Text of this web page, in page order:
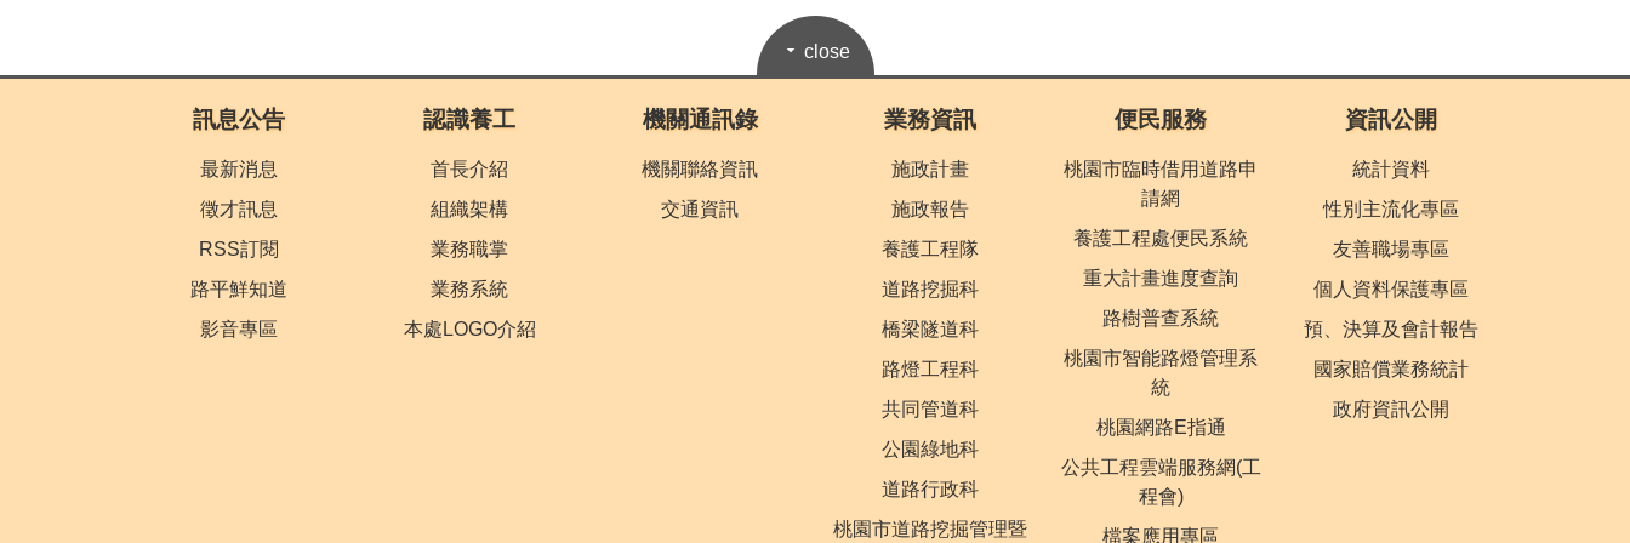
close
訊息公告
最新消息
徵才訊息
RSS訂閱
路平鮮知道
影音專區
認識養工
首長介紹
組織架構
業務職掌
業務系統
本處LOGO介紹
機關通訊錄
機關聯絡資訊
交通資訊
業務資訊
施政計畫
施政報告
養護工程隊
道路挖掘科
橋梁隧道科
路燈工程科
共同管道科
公園綠地科
道路行政科
桃園市道路挖掘管理暨
便民服務
桃園市臨時借用道路申
請網
養護工程處便民系統
重大計畫進度查詢
路樹普查系統
桃園市智能路燈管理系
統
桃園網路E指通
公共工程雲端服務網(工
程會)
檔案應用專區
資訊公開
統計資料
性別主流化專區
友善職場專區
個人資料保護專區
預、決算及會計報告
國家賠償業務統計
政府資訊公開